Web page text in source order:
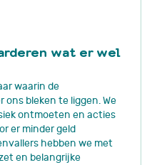
wat er wel
waarin de
bleken te liggen. We
ontmoeten en acties
er minder geld
hebben we met
en belangrijke